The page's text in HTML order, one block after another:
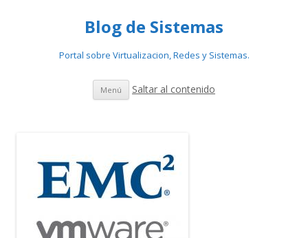
Blog de Sistemas
Portal sobre Virtualizacion, Redes y Sistemas.
Menú Saltar al contenido